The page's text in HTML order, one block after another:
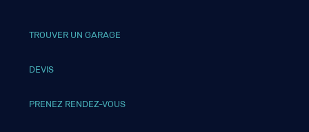
TROUVER UN GARAGE
DEVIS
PRENEZ RENDEZ-VOUS